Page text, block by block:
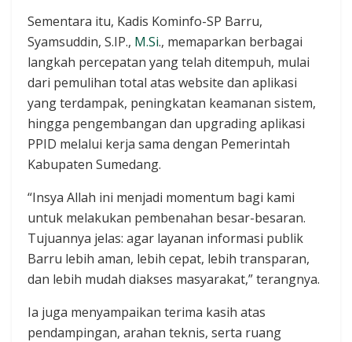
Sementara itu, Kadis Kominfo-SP Barru,
Syamsuddin, S.IP., M.Si., memaparkan berbagai
langkah percepatan yang telah ditempuh, mulai
dari pemulihan total atas website dan aplikasi
yang terdampak, peningkatan keamanan sistem,
hingga pengembangan dan upgrading aplikasi
PPID melalui kerja sama dengan Pemerintah
Kabupaten Sumedang.
“Insya Allah ini menjadi momentum bagi kami
untuk melakukan pembenahan besar-besaran.
Tujuannya jelas: agar layanan informasi publik
Barru lebih aman, lebih cepat, lebih transparan,
dan lebih mudah diakses masyarakat,” terangnya.
Ia juga menyampaikan terima kasih atas
pendampingan, arahan teknis, serta ruang